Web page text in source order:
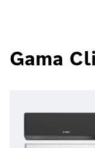
Gama